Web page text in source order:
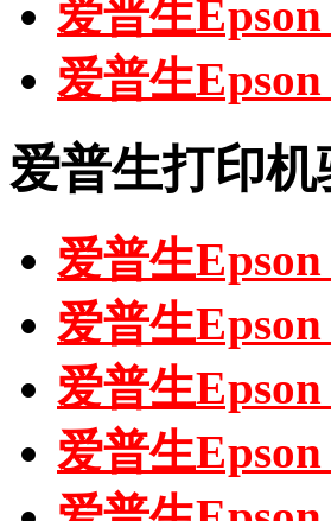
爱普生
爱普生
爱普生打印
爱普生
爱普生
爱普生
爱普生